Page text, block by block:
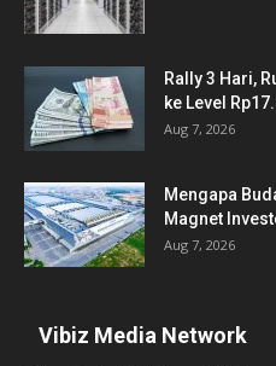
Rally 3 Hari,
ke Level
Aug 7, 2026
Mengapa
Magnet
Aug 7, 2026
Vibiz Media Network